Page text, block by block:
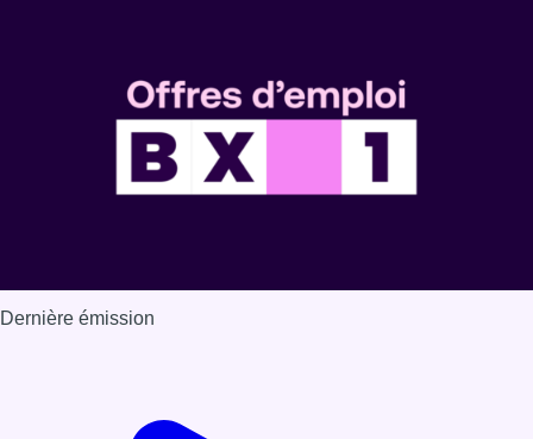
Dernière émission